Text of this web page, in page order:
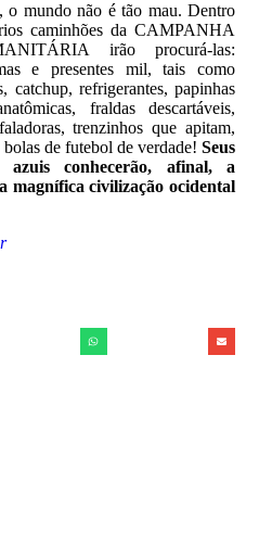
o mundo não é tão mau. Dentro
caminhões da CAMPANHA
irão procurá-las:
e presentes mil, tais como
catchup, refrigerantes, papinhas
fraldas descartáveis,
trenzinhos que apitam,
de futebol de verdade! Seus
conhecerão, afinal, a
magnífica civilização ocidental